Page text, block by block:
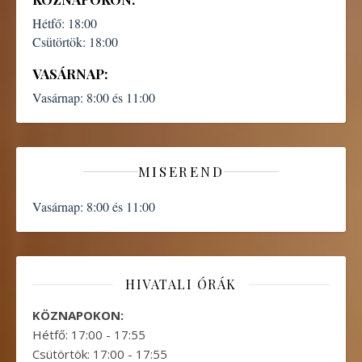
Hétfő: 18:00
Csütörtök: 18:00
VASÁRNAP:
Vasárnap: 8:00 és 11:00
MISEREND
Vasárnap: 8:00 és 11:00
HIVATALI ÓRÁK
KÖZNAPOKON:
Hétfő: 17:00 - 17:55
Csütörtök: 17:00 - 17:55